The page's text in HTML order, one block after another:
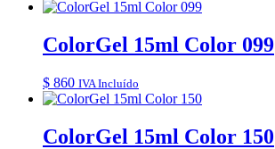
ColorGel 15ml Color 099
$ 860 IVA Incluído
ColorGel 15ml Color 150